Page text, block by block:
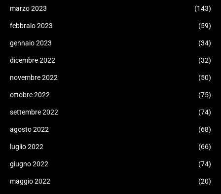
marzo 2023 (143)
febbraio 2023 (59)
gennaio 2023 (34)
dicembre 2022 (32)
novembre 2022 (50)
ottobre 2022 (75)
settembre 2022 (74)
agosto 2022 (68)
luglio 2022 (66)
giugno 2022 (74)
maggio 2022 (20)